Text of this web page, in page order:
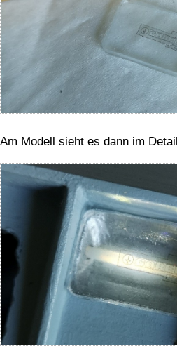
Am Modell sieht es dann im